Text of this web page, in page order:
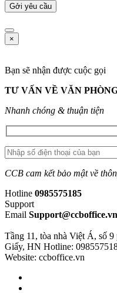
×
Bạn sẽ nhận được cuộc gọi
TƯ VẤN VỀ VĂN
Nhanh chóng & thuận tiện
CCB cam kết bảo mật về
Hotline 0985575185
Support
Email Support@ccboffice.vn
Tầng 11, tòa nhà Việt Á, số
Giấy, HN Hotline:
Website: ccboffice.vn